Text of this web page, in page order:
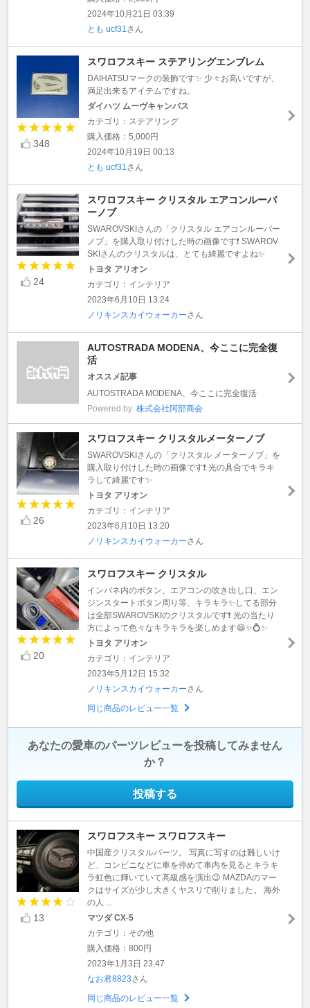
2024年10月21日 03:39
とも ucf31 さん
348
スワロフスキー ステアリングエンブレム
DAIHATSUマークの装飾です✨ 少々お高いですが、
満足出来るアイテムですね。
ダイハツ ムーヴキャンバス
カテゴリ：ステアリング
購入価格：5,000円
2024年10月19日 00:13
とも ucf31 さん
24
スワロフスキー クリスタル エアコンルーバ
ーノブ
SWAROVSKIさんの「クリスタル エアコンルーバー
ノブ」を購入取り付けした時の画像です❗️ SWAROV
SKIさんのクリスタルは、とても綺麗ですよね✨
トヨタ アリオン
カテゴリ：インテリア
2023年6月10日 13:24
ノリキンスカイウォーカーさん
AUTOSTRADA MODENA、今ここに完全復
活
オススメ記事
AUTOSTRADA MODENA、今ここに完全復活
Powered by 株式会社阿部商会
26
スワロフスキー クリスタルメーターノブ
SWAROVSKIさんの「クリスタル メーターノブ」を
購入取り付けした時の画像です❗️ 光の具合でキラキ
ラして綺麗です✨
トヨタ アリオン
カテゴリ：インテリア
2023年6月10日 13:20
ノリキンスカイウォーカーさん
20
スワロフスキー クリスタル
インパネ内のボタン、エアコンの吹き出し口、エン
ジンスタートボタン周り等、キラキラ✨してる部分
は全部SWAROVSKIのクリスタルです❗️ 光の当たり
方によって色々なキラキラを楽しめます😆✨💍✨
トヨタ アリオン
カテゴリ：インテリア
2023年5月12日 15:32
ノリキンスカイウォーカーさん
同じ商品のレビュー一覧
あなたの愛車のパーツレビューを投稿してみません
か？
投稿する
13
スワロフスキー スワロフスキー
中国産クリスタルパーツ。 写真に写すのは難しいけ
ど、コンビニなどに車を停めて車内を見るとキラキ
ラ虹色に輝いていて高級感を演出😉 MAZDAのマー
クはサイズが少し大きくヤスリで削りました。 海外
の人 ...
マツダ CX-5
カテゴリ：その他
購入価格：800円
2023年1月3日 23:47
なお君8823さん
同じ商品のレビュー一覧